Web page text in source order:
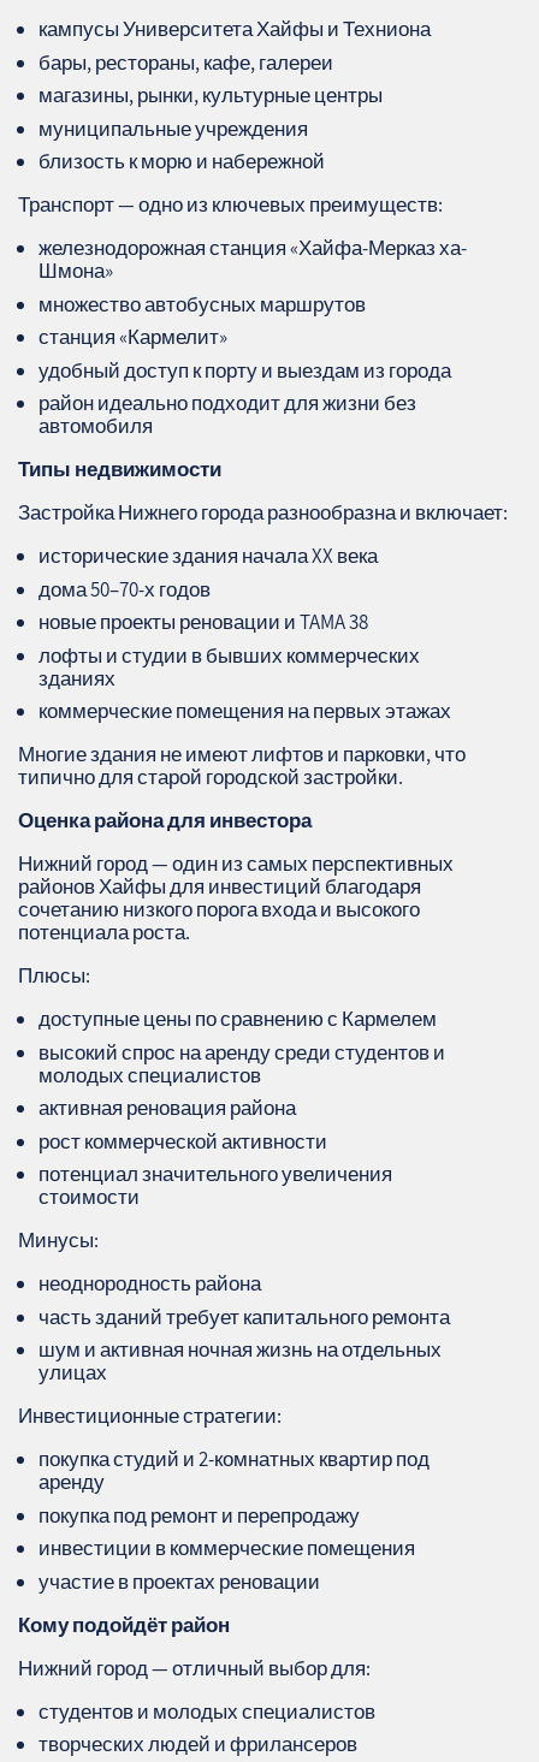
кампусы Университета Хайфы и Техниона
бары, рестораны, кафе, галереи
магазины, рынки, культурные центры
муниципальные учреждения
близость к морю и набережной
Транспорт — одно из ключевых преимуществ:
железнодорожная станция «Хайфа-Мерказ ха-
Шмона»
множество автобусных маршрутов
станция «Кармелит»
удобный доступ к порту и выездам из города
район идеально подходит для жизни без
автомобиля
Типы недвижимости
Застройка Нижнего города разнообразна и включает:
исторические здания начала XX века
дома 50–70-х годов
новые проекты реновации и TAMA 38
лофты и студии в бывших коммерческих
зданиях
коммерческие помещения на первых этажах
Многие здания не имеют лифтов и парковки, что
типично для старой городской застройки.
Оценка района для инвестора
Нижний город — один из самых перспективных
районов Хайфы для инвестиций благодаря
сочетанию низкого порога входа и высокого
потенциала роста.
Плюсы:
доступные цены по сравнению с Кармелем
высокий спрос на аренду среди студентов и
молодых специалистов
активная реновация района
рост коммерческой активности
потенциал значительного увеличения
стоимости
Минусы:
неоднородность района
часть зданий требует капитального ремонта
шум и активная ночная жизнь на отдельных
улицах
Инвестиционные стратегии:
покупка студий и 2‑комнатных квартир под
аренду
покупка под ремонт и перепродажу
инвестиции в коммерческие помещения
участие в проектах реновации
Кому подойдёт район
Нижний город — отличный выбор для:
студентов и молодых специалистов
творческих людей и фрилансеров